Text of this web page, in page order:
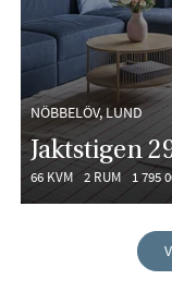
NÖBBELÖV, LUND
Jaktstigen
66 KVM 2 RUM 1 795